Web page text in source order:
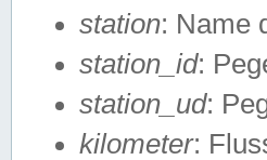
station: Name
station_id:
station_ud:
kilometer: